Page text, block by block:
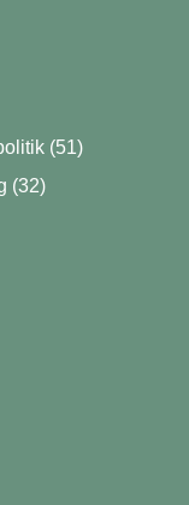
(51)
(32)